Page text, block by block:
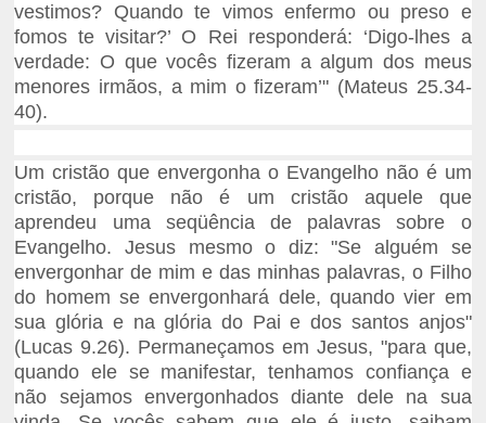
vestimos? Quando te vimos enfermo ou preso e
fomos te visitar?’ O Rei responderá: ‘Digo-lhes a
verdade: O que vocês fizeram a algum dos meus
menores irmãos, a mim o fizeram’" (Mateus 25.34-
40).
Um cristão que envergonha o Evangelho não é um
cristão, porque não é um cristão aquele que
aprendeu uma seqüência de palavras sobre o
Evangelho. Jesus mesmo o diz: "Se alguém se
envergonhar de mim e das minhas palavras, o Filho
do homem se envergonhará dele, quando vier em
sua glória e na glória do Pai e dos santos anjos"
(Lucas 9.26). Permaneçamos em Jesus, "para que,
quando ele se manifestar, tenhamos confiança e
não sejamos envergonhados diante dele na sua